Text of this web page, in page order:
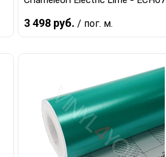
3 498 руб. / пог. м.
Купить в 1 клик К сравнению
В избранное Под заказ